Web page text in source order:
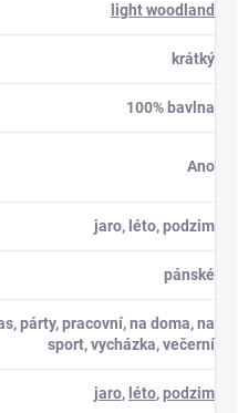
light woodland
krátký
100% bavlna
Ano
jaro, léto, podzim
pánské
párty, pracovní, na doma, na
sport, vycházka, večerní
jaro, léto,podzim